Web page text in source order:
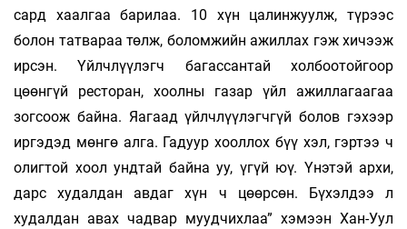
сард хаалгаа барилаа. 10 хүн цалинжуулж, түрээс
болон татвараа төлж, боломжийн ажиллах гэж хичээж
ирсэн. Үйлчлүүлэгч багассантай холбоотойгоор
цөөнгүй ресторан, хоолны газар үйл ажиллагаагаа
зогсоож байна. Яагаад үйлчлүүлэгчгүй болов гэхээр
иргэдэд мөнгө алга. Гадуур хооллох бүү хэл, гэртээ ч
олигтой хоол ундтай байна уу, үгүй юү. Үнэтэй архи,
дарс худалдан авдаг хүн ч цөөрсөн. Бүхэлдээ л
худалдан авах чадвар муудчихлаа” хэмээн Хан-Уул